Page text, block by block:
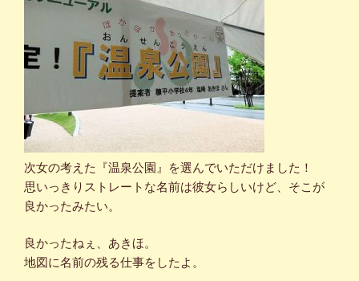
次女の考えた『温泉公園』を選んでいただけました！
思いっきりストレートな名前は彼女らしいけど、そこが
良かったみたい。
良かったねぇ、あきほ。
地図に名前の残る仕事をしたよ。